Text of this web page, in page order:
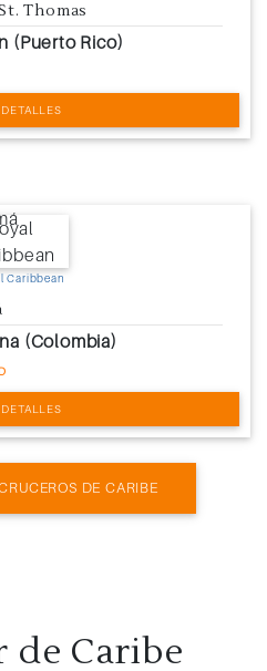
Thomas
(Puerto Rico)
DETALLES
Caribbean
(Colombia)
DETALLES
DE CARIBE
de Caribe